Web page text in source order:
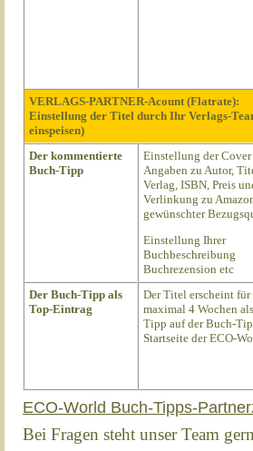
VERLAGS-PARTNER-Acount (Flatrate):
Einstellung der Titel durch Ihr Verlags-
einspeisen)
Der kommentierte
Buch-Tipp
Einstellung der
Angaben zu Autor,
Verlag, ISBN, Preis
Verlinkung zu
gewünschter
Einstellung Ihrer
Buchbeschreibung
Buchrezension etc
Der Buch-Tipp als
Top-Eintrag
Der Titel erscheint für
maximal 4 Wochen
Tipp auf der Buch-
Startseite der ECO-
ECO-World Buch-Tipps-
Bei Fragen steht unser Team